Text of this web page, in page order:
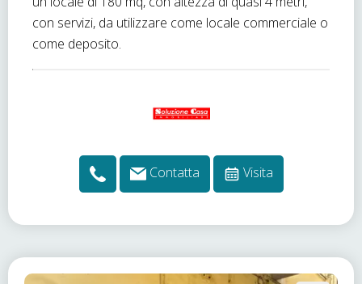
con servizi, da utilizzare come locale commerciale o
come deposito.
Contatta Visita